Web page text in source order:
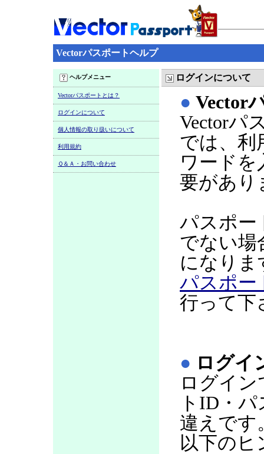
Vectorパスポートヘルプ
ヘルプメニュー
Vectorパスポートとは？
ログインについて
個人情報の取り扱いについて
利用規約
Ｑ＆Ａ・お問い合わせ
ログインについて
● Vector
Vectorパ
では、利
ワードを
要があり
パスポー
でない場
になりま
パスポー
行って下
● ログイ
ログイ
トID・
違えです
以下のヒ